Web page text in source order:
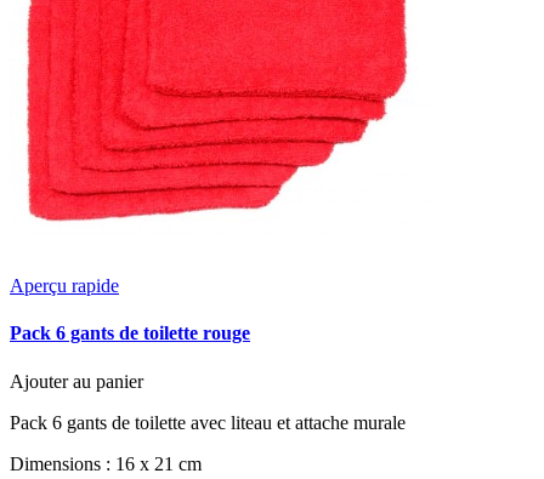
Aperçu rapide
Pack 6 gants de toilette rouge
Ajouter au panier
Pack 6 gants de toilette avec liteau et attache murale
Dimensions : 16 x 21 cm